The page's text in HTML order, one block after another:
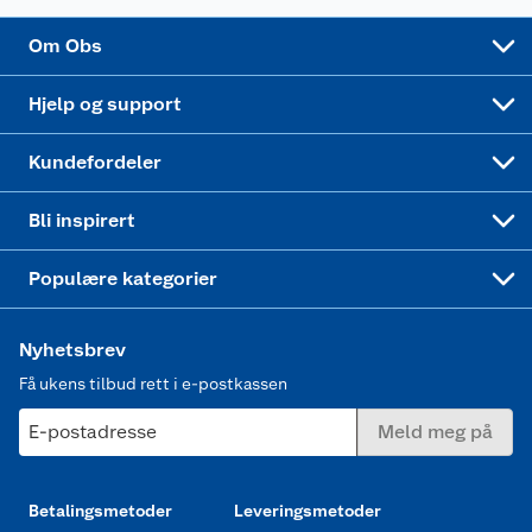
Om Obs
Hjelp og support
Kundefordeler
Bli inspirert
Populære kategorier
Nyhetsbrev
Få ukens tilbud rett i e-postkassen
E-postadresse Meld meg på
Betalingsmetoder Leveringsmetoder